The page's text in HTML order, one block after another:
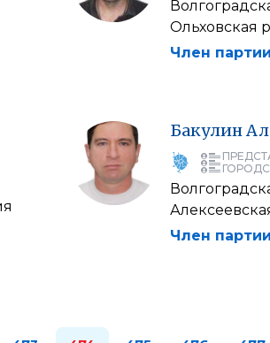
Ольховская
Член
Бакулин
Член